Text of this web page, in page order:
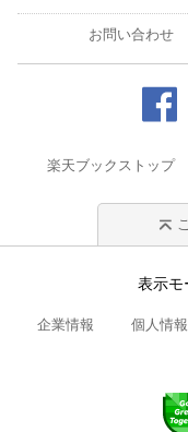
お問い合わせ
楽天ブックストップ
表示モ
企業情報 個人情